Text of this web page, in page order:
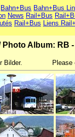
Bahn+Bus Bahn+Bus
News Rail+Bus
Rail+Bus Liens
Photo Album: RB
Bilder.